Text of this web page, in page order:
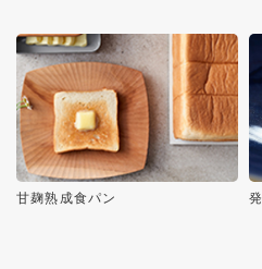
甘麹熟成食パン